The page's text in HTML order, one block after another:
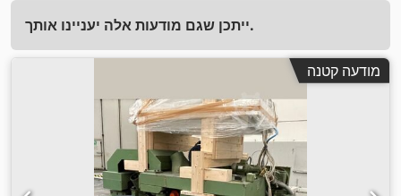
ייתכן שגם מודעות אלה יעניינו אותך.
מודעה קטנה